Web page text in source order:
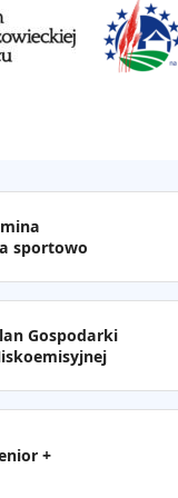
sportowo
Gospodarki
+